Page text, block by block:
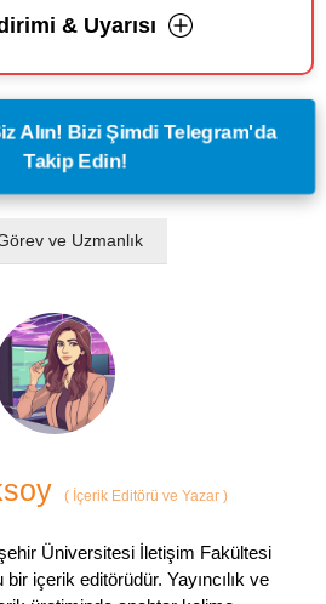
& Uyarısı
Alın! Bizi Şimdi Telegram'da
Takip Edin!
ve Uzmanlık
( İçerik Editörü ve Yazar )
Üniversitesi İletişim Fakültesi
içerik editörüdür. Yayıncılık ve